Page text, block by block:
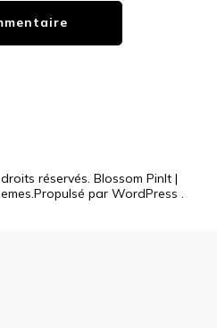
réservés. Blossom PinIt |
.Propulsé par WordPress .